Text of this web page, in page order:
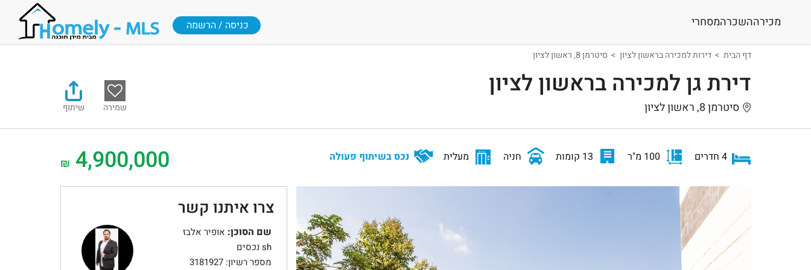
מכירההשכרהמסחרי כניסה / הרשמה
דף הבית דירות למכירה בראשון לציון סיטרמן 8, ראשון לציון
דירת גן למכירה בראשון לציון
סיטרמן 8, ראשון לציון שמירה שיתוף
4,900,000
₪ 4 חדרים 100 מ"ר 13 קומות חניה מעלית נכס בשיתוף פעולה
צרו איתנו קשר
שם הסוכן: אופיר אלבז
sh נכסים
מספר רשיון: 3181927